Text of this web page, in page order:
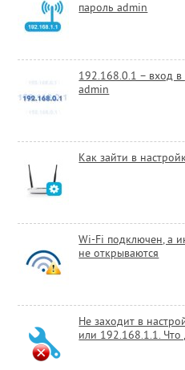
пароль admin
192.168.0.1 – вход
admin
Как зайти в
Wi-Fi подключен, а
не открываются
Не заходит в
или 192.168.1.1. Что